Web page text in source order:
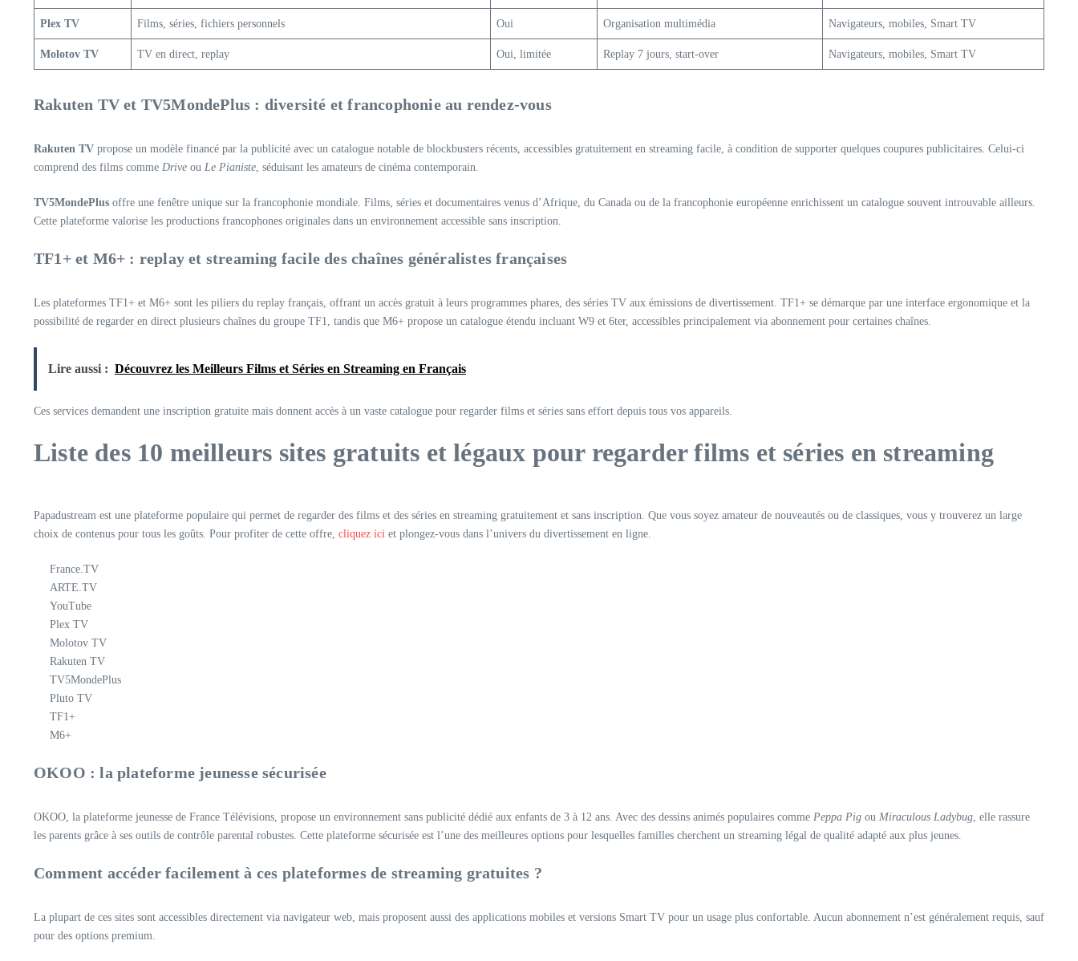
Plex TV Films, séries, fichiers personnels Oui Organisation multimédia Navigateurs, mobiles, Smart TV
Molotov TV TV en direct, replay Oui, limitée Replay 7 jours, start-over Navigateurs, mobiles, Smart TV
Rakuten TV et TV5MondePlus : diversité et francophonie au rendez-vous
Rakuten TV propose un modèle financé par la publicité avec un catalogue notable de blockbusters récents, accessibles gratuitement en streaming facile, à condition de supporter quelques coupures publicitaires. Celui-ci
comprend des films comme Drive ou Le Pianiste, séduisant les amateurs de cinéma contemporain.
TV5MondePlus offre une fenêtre unique sur la francophonie mondiale. Films, séries et documentaires venus d’Afrique, du Canada ou de la francophonie européenne enrichissent un catalogue souvent introuvable ailleurs.
Cette plateforme valorise les productions francophones originales dans un environnement accessible sans inscription.
TF1+ et M6+ : replay et streaming facile des chaînes généralistes françaises
Les plateformes TF1+ et M6+ sont les piliers du replay français, offrant un accès gratuit à leurs programmes phares, des séries TV aux émissions de divertissement. TF1+ se démarque par une interface ergonomique et la
possibilité de regarder en direct plusieurs chaînes du groupe TF1, tandis que M6+ propose un catalogue étendu incluant W9 et 6ter, accessibles principalement via abonnement pour certaines chaînes.
Lire aussi : Découvrez les Meilleurs Films et Séries en Streaming en Français
Ces services demandent une inscription gratuite mais donnent accès à un vaste catalogue pour regarder films et séries sans effort depuis tous vos appareils.
Liste des 10 meilleurs sites gratuits et légaux pour regarder films et séries en streaming
Papadustream est une plateforme populaire qui permet de regarder des films et des séries en streaming gratuitement et sans inscription. Que vous soyez amateur de nouveautés ou de classiques, vous y trouverez un large
choix de contenus pour tous les goûts. Pour profiter de cette offre, cliquez ici et plongez-vous dans l’univers du divertissement en ligne.
France.TV
ARTE.TV
YouTube
Plex TV
Molotov TV
Rakuten TV
TV5MondePlus
Pluto TV
TF1+
M6+
OKOO : la plateforme jeunesse sécurisée
OKOO, la plateforme jeunesse de France Télévisions, propose un environnement sans publicité dédié aux enfants de 3 à 12 ans. Avec des dessins animés populaires comme Peppa Pig ou Miraculous Ladybug, elle rassure
les parents grâce à ses outils de contrôle parental robustes. Cette plateforme sécurisée est l’une des meilleures options pour lesquelles familles cherchent un streaming légal de qualité adapté aux plus jeunes.
Comment accéder facilement à ces plateformes de streaming gratuites ?
La plupart de ces sites sont accessibles directement via navigateur web, mais proposent aussi des applications mobiles et versions Smart TV pour un usage plus confortable. Aucun abonnement n’est généralement requis, sauf
pour des options premium.